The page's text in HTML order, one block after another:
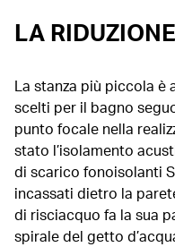
LA
La stanza più piccola è
scelti per il bagno
punto focale nella
stato l’isolamento
di scarico fonoisolanti
incassati dietro la
di risciacquo fa la sua
spirale del getto